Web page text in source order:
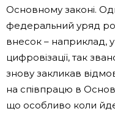
Основному законі.
федеральний уряд
внесок – наприклад,
цифровізації, так
знову закликав
на співпрацю в
що особливо коли